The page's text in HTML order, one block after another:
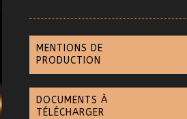
MENTIONS DE
PRODUCTION
DOCUMENTS À
TÉLÉCHARGER